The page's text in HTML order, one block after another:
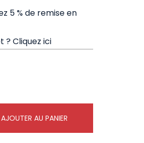
5 % de remise en
?Cliquez ici
AJOUTER AU PANIER